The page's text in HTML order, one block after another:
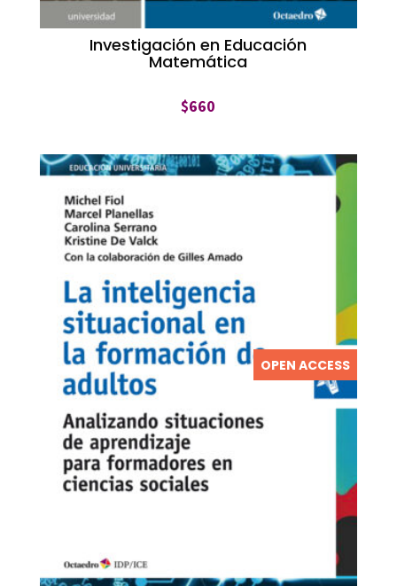
Investigación en Educación
Matemática
$660
OPEN ACCESS